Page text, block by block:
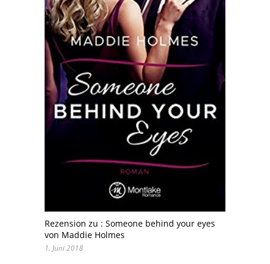
Rezension zu : Someone behind your eyes
von Maddie Holmes
1. Juni 2018